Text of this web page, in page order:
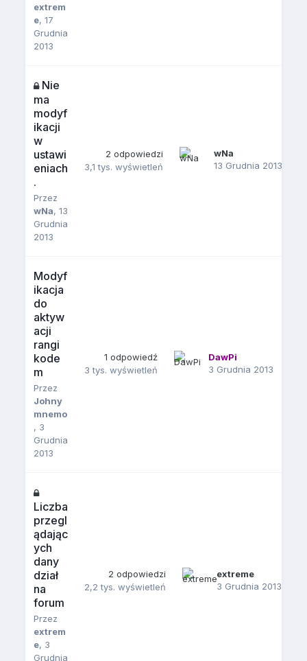
extrem
e,17
Grudnia
2013
Nie
ma
modyf
ikacji
w
ustawi
eniach
.
Przez
wNa,13
Grudnia
2013
2 odpowiedzi
3,1 tys. wyświetleń
wNa
13 Grudnia 2013
Modyf
ikacja
do
aktyw
acji
rangi
kode
m
Przez
Johny
mnemo
, 3
Grudnia
2013
1 odpowiedź
3 tys. wyświetleń
DawPi
3 Grudnia 2013
Liczba
przegl
ądając
ych
dany
dział
na
forum
Przez
extrem
e, 3
Grudnia
2 odpowiedzi
2,2 tys. wyświetleń
extreme
3 Grudnia 2013